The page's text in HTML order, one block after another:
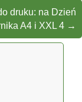
druku: na Dzień
A4 i XXL 4 →